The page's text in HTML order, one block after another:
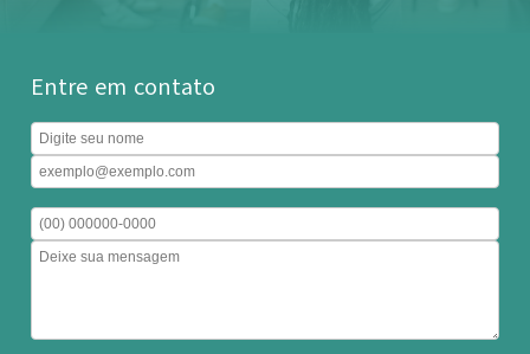
Entre em contato